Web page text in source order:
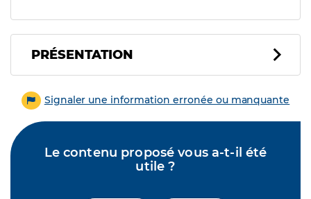
PRÉSENTATION
Signaler une information erronée ou manquante
Le contenu proposé vous a-t-il été
utile ?